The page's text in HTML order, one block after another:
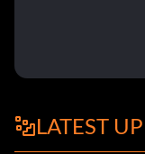
LATEST